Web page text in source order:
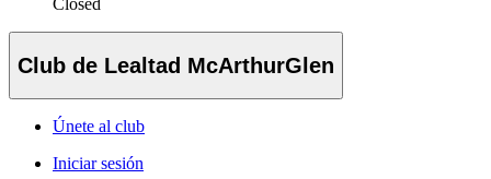
Closed
Club de Lealtad McArthurGlen
Únete al club
Iniciar sesión